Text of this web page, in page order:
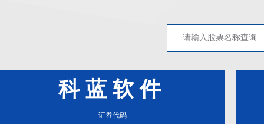
科蓝软件
证券代码